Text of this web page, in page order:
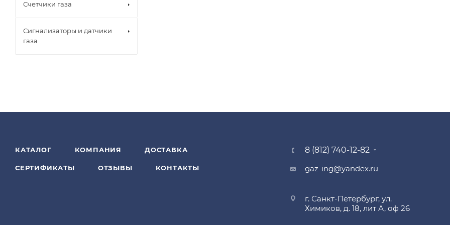
Счетчики газа
Сигнализаторы и датчики
газа
КАТАЛОГ КОМПАНИЯ ДОСТАВКА
СЕРТИФИКАТЫ ОТЗЫВЫ КОНТАКТЫ
8 (812) 740-12-82
gaz-ing@yandex.ru
г. Санкт-Петербург, ул.
Химиков, д. 18, лит А, оф 26